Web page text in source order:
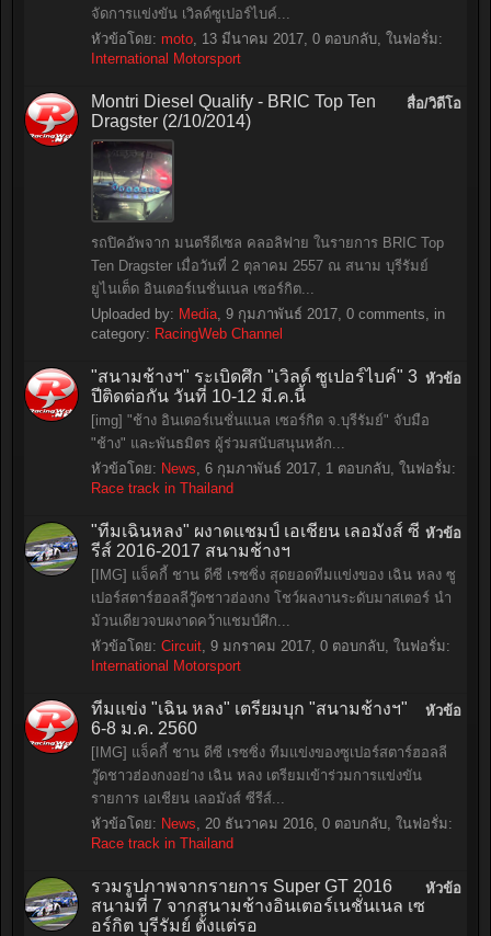
จัดการแข่งขัน เวิลด์ซูเปอร์ไบค์...
หัวข้อโดย: moto, 13 มีนาคม 2017, 0 ตอบกลับ, ในฟอรั่ม:
International Motorsport
สื่อ/วิดีโอ
Montri Diesel Qualify - BRIC Top Ten
Dragster (2/10/2014)
รถปิคอัพจาก มนตรีดีเซล คลอลิฟาย ในรายการ BRIC Top
Ten Dragster เมื่อวันที่ 2 ตุลาคม 2557 ณ สนาม บุรีรัมย์
ยูไนเต็ด อินเตอร์เนชั่นเนล เซอร์กิต...
Uploaded by: Media, 9 กุมภาพันธ์ 2017, 0 comments, in
category: RacingWeb Channel
หัวข้อ
"สนามช้างฯ" ระเบิดศึก "เวิลด์ ซูเปอร์ไบค์" 3
ปีติดต่อกัน วันที่ 10-12 มี.ค.นี้
[img] "ช้าง อินเตอร์เนชั่นแนล เซอร์กิต จ.บุรีรัมย์" จับมือ
"ช้าง" และพันธมิตร ผู้ร่วมสนับสนุนหลัก...
หัวข้อโดย: News, 6 กุมภาพันธ์ 2017, 1 ตอบกลับ, ในฟอรั่ม:
Race track in Thailand
หัวข้อ
"ทีมเฉินหลง" ผงาดแชมป์ เอเชียน เลอมังส์ ซี
รีส์ 2016-2017 สนามช้างฯ
[IMG] แจ็คกี้ ชาน ดีซี เรซซิ่ง สุดยอดทีมแข่งของ เฉิน หลง ซู
เปอร์สตาร์ฮอลลีวู๊ดชาวฮ่องกง โชว์ผลงานระดับมาสเตอร์ นำ
ม้วนเดียวจบผงาดคว้าแชมป์ศึก...
หัวข้อโดย: Circuit, 9 มกราคม 2017, 0 ตอบกลับ, ในฟอรั่ม:
International Motorsport
หัวข้อ
ทีมแข่ง "เฉิน หลง" เตรียมบุก "สนามช้างฯ"
6-8 ม.ค. 2560
[IMG] แจ็คกี้ ชาน ดีซี เรซซิ่ง ทีมแข่งของซูเปอร์สตาร์ฮอลลี
วู๊ดชาวฮ่องกงอย่าง เฉิน หลง เตรียมเข้าร่วมการแข่งขัน
รายการ เอเชียน เลอมังส์ ซีรีส์...
หัวข้อโดย: News, 20 ธันวาคม 2016, 0 ตอบกลับ, ในฟอรั่ม:
Race track in Thailand
หัวข้อ
รวมรูปภาพจากรายการ Super GT 2016
สนามที่ 7 จากสนามช้างอินเตอร์เนชั่นเนล เซ
อร์กิต บุรีรัมย์ ตั้งแต่รอ